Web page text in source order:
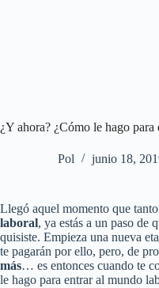
¿Y ahora? ¿Cómo le hago
Pol junio 18,
Llegó aquel momento que
laboral, ya estás a un paso de
quisiste. Empieza una nueva
te pagarán por ello, pero, de
más… es entonces cuando te
le hago para entrar al mundo